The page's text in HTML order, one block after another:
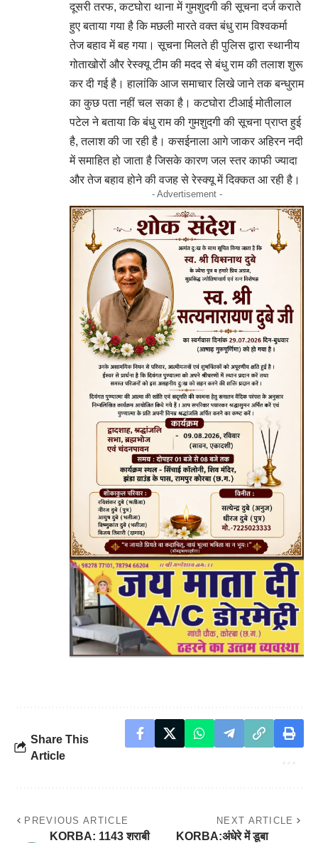
दूसरी तरफ, कटघोरा थाना में गुमशुदगी की सूचना दर्ज कराते
हुए बताया गया है कि मछली मारते वक्त बंधु राम विश्वकर्मा
तेज बहाव में बह गया। सूचना मिलते ही पुलिस द्वारा स्थानीय
गोताखोरों और रेस्क्यू टीम की मदद से बंधु राम की तलाश शुरू
कर दी गई है। हालांकि आज समाचार लिखे जाने तक बन्धुराम
का कुछ पता नहीं चल सका है। कटघोरा टीआई मोतीलाल
पटेल ने बताया कि बंधु राम की गुमशुदगी की सूचना प्राप्त हुई
है, तलाश की जा रही है। कसईनाला आगे जाकर अहिरन नदी
में समाहित हो जाता है जिसके कारण जल स्तर काफी ज्यादा
और तेज बहाव होने की वजह से रेस्क्यू में दिक्कत आ रही है।
- Advertisement -
Share This
Article
PREVIOUS ARTICLE
KORBA: 1143 शराबी
NEXT ARTICLE
KORBA:अंधेरे में डूबा